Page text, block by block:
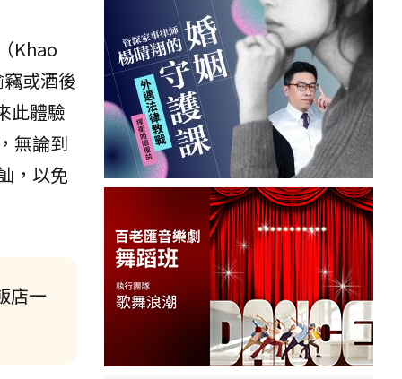
Khao
或酒後
此體驗
無論到
，以免
店一